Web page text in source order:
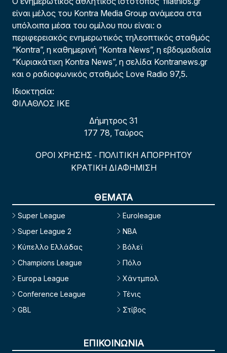
είναι μέλος του Kontra Media Group ανάμεσα στα
υπόλοιπα μέσα του ομίλου που είναι: ο
περιφερειακός ενημερωτικός τηλεοπτικός σταθμός
“Kontra”, η καθημερινή “Kontra News”, η εβδομαδιαία
“Κυριακάτικη Kontra News”, η σελίδα Kontranews.gr
και ο ραδιοφωνικός σταθμός Love Radio 97,5.
Ιδιοκτησία:
ΦΙΛΑΘΛΟΣ ΙΚΕ
Δήμητρος 31
177 78, Ταύρος
ΟΡΟΙ ΧΡΗΣΗΣ - ΠΟΛΙΤΙΚΗ ΑΠΟΡΡΗΤΟΥ
ΚΡΑΤΙΚΗ ΔΙΑΦΗΜΙΣΗ
ΘΕΜΑΤΑ
Super League
Super League 2
Κύπελλο Ελλάδας
Champions League
Europa League
Conference League
GBL
Euroleague
NBA
Βόλεϊ
Πόλο
Χάντμπολ
Τένις
Στίβος
ΕΠΙΚΟΙΝΩΝΙΑ